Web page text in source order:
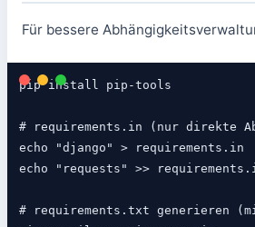
Für bessere
pip install pip-tools
# requirements.in (nur direkte
echo "django" > requirements.in
echo "requests" >>
# requirements.txt generieren